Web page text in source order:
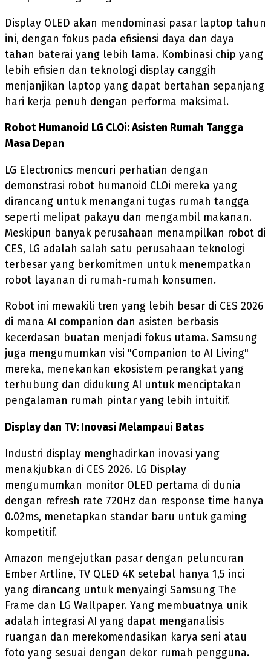
Display OLED akan mendominasi pasar laptop tahun
ini, dengan fokus pada efisiensi daya dan daya
tahan baterai yang lebih lama. Kombinasi chip yang
lebih efisien dan teknologi display canggih
menjanjikan laptop yang dapat bertahan sepanjang
hari kerja penuh dengan performa maksimal.
Robot Humanoid LG CLOi: Asisten Rumah Tangga
Masa Depan
LG Electronics mencuri perhatian dengan
demonstrasi robot humanoid CLOi mereka yang
dirancang untuk menangani tugas rumah tangga
seperti melipat pakayu dan mengambil makanan.
Meskipun banyak perusahaan menampilkan robot di
CES, LG adalah salah satu perusahaan teknologi
terbesar yang berkomitmen untuk menempatkan
robot layanan di rumah-rumah konsumen.
Robot ini mewakili tren yang lebih besar di CES 2026
di mana AI companion dan asisten berbasis
kecerdasan buatan menjadi fokus utama. Samsung
juga mengumumkan visi "Companion to AI Living"
mereka, menekankan ekosistem perangkat yang
terhubung dan didukung AI untuk menciptakan
pengalaman rumah pintar yang lebih intuitif.
Display dan TV: Inovasi Melampaui Batas
Industri display menghadirkan inovasi yang
menakjubkan di CES 2026. LG Display
mengumumkan monitor OLED pertama di dunia
dengan refresh rate 720Hz dan response time hanya
0.02ms, menetapkan standar baru untuk gaming
kompetitif.
Amazon mengejutkan pasar dengan peluncuran
Ember Artline, TV QLED 4K setebal hanya 1,5 inci
yang dirancang untuk menyaingi Samsung The
Frame dan LG Wallpaper. Yang membuatnya unik
adalah integrasi AI yang dapat menganalisis
ruangan dan merekomendasikan karya seni atau
foto yang sesuai dengan dekor rumah pengguna.